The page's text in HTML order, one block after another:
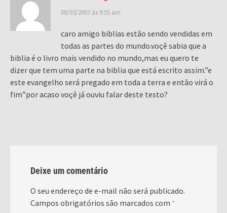
08/03/2007 às 9:55 am
caro amigo biblias estão sendo vendidas em
todas as partes do mundo.voçê sabia que a
biblia é o livro mais vendido no mundo,mas eu quero te
dizer que tem uma parte na biblia que está escrito assim.”e
este evangelho será pregado em toda a terra e então virá o
fim”por acaso voçê já ouviu falar deste testo?
Deixe um comentário
O seu endereço de e-mail não será publicado.
Campos obrigatórios são marcados com *